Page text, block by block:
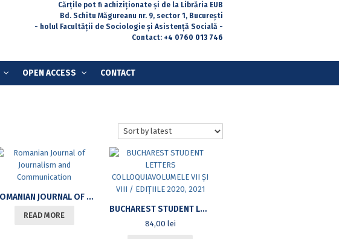
Cărțile pot fi achiziționate și de la Librăria EUB
Bd. Schitu Măgureanu nr. 9, sector 1, București
- holul Facultății de Sociologie și Asistență Socială -
Contact: +4 0760 013 746
OPEN ACCESS CONTACT
ROMANIAN JOURNAL OF JOURNALISM AND COMMUNICATION
READ MORE
BUCHAREST STUDENT LETTERS COLLOQUIAVOLUMELE VII ȘI VIII / EDIȚIILE 2020, 2021
84,00 lei